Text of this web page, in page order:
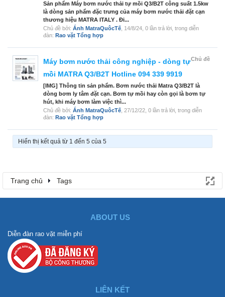
Sản phẩm Máy bơm nước thải tự mồi Q3/B2T công suất 1.5kw
là dòng sản phẩm đặc trưng của máy bơm nước thải đặt cạn
thương hiệu MATRA ITALY . Đi...
Chủ đề bởi: Ánh MatraQuôcTế 14/8/24 , 0 lần trả lời, trong diễn
đàn: Rao vặt Tổng hợp
Chủ đề
Máy bơm nước thải công nghiệp - dòng tự
mồi MATRA Q3/B2T Hotline 094 339 9919
[IMG] Thông tin sản phẩm. Bơm nước thải Matra Q3/B2T là
dòng bơm ly tâm đặt cạn. Bơm tự mồi hay còn gọi là bơm tự
hút, khi máy bơm làm việc thì...
Chủ đề bởi: Ánh MatraQuôcTế 27/12/22 , 0 lần trả lời, trong diễn
đàn: Rao vặt Tổng hợp
Hiển thị kết quả từ 1 đến 5 của 5
Trang chủ Tags
ABOUT US
Diễn đàn rao vặt miễn phí
LIÊN KẾT